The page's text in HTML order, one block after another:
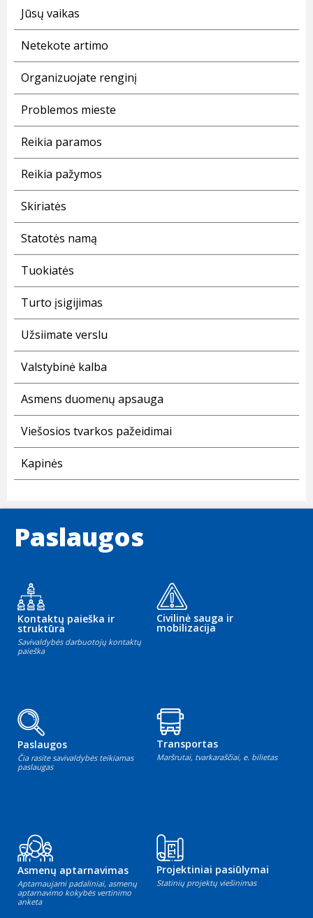
Jūsų vaikas
Netekote artimo
Organizuojate renginį
Problemos mieste
Reikia paramos
Reikia pažymos
Skiriatės
Statotės namą
Tuokiatės
Turto įsigijimas
Užsiimate verslu
Valstybinė kalba
Asmens duomenų apsauga
Viešosios tvarkos pažeidimai
Kapinės
Paslaugos
Kontaktų paieška ir
struktūra
Savivaldybės darbuotojų kontaktų
paieška
Civilinė sauga ir
mobilizacija
Paslaugos
Čia rasite savivaldybės teikiamas
paslaugas
Transportas
Maršrutai, tvarkaraščiai, e. bilietas
Asmenų aptarnavimas
Aptarnaujami padaliniai, asmenų
aptarnavimo kokybės vertinimo
anketa
Projektiniai pasiūlymai
Statinių projektų viešinimas